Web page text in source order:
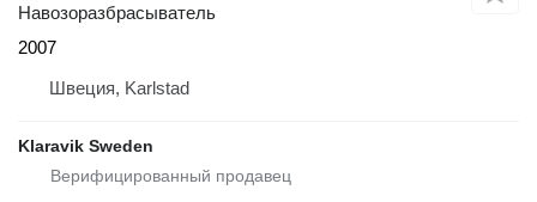
Навозоразбрасыватель
2007
Швеция, Karlstad
Klaravik Sweden